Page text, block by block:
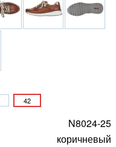
42
N8024-25
коричневый